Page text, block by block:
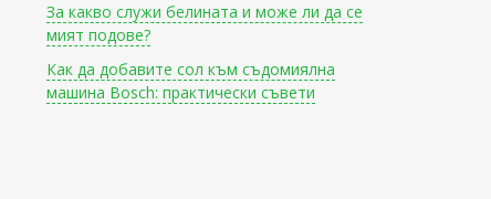
За какво служи белината и може ли да се
мият подове?
Как да добавите сол към съдомиялна
машина Bosch: практически съвети